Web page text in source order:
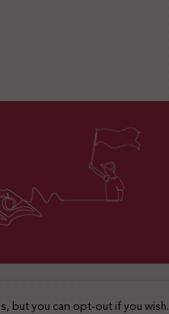
2025 © جميعbut you can opt-out if you wish.